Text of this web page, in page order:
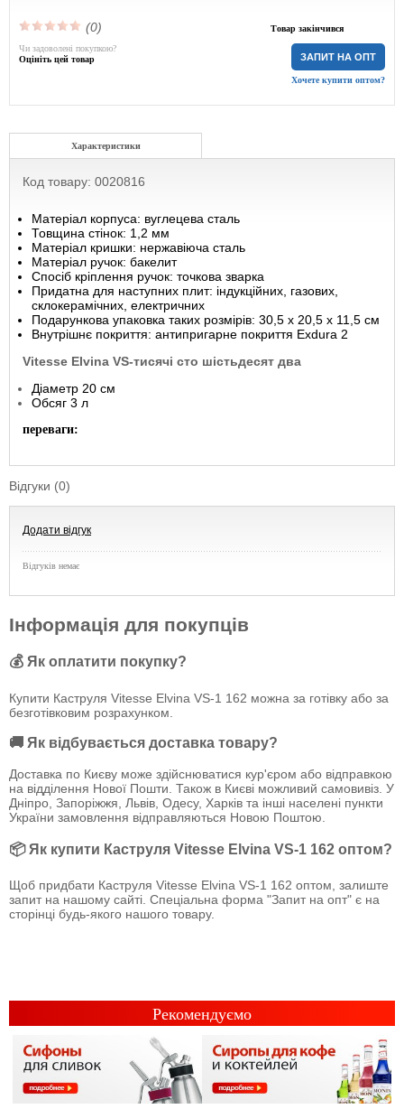
(0) Товар закінчився
ЗАПИТ НА ОПТ
Хочете купити оптом?
Чи задоволені покупкою?
Оцініть цей товар
Характеристики
Код товару: 0020816
Матеріал корпуса: вуглецева сталь
Товщина стінок: 1,2 мм
Матеріал кришки: нержавіюча сталь
Матеріал ручок: бакелит
Спосіб кріплення ручок: точкова зварка
Придатна для наступних плит: індукційних, газових,
склокерамічних, електричних
Подарункова упаковка таких розмірів: 30,5 х 20,5 х 11,5 см
Внутрішнє покриття: антипригарне покриття Exdura 2
Vitesse Elvina VS-тисячі сто шістьдесят два
Діаметр 20 см
Обсяг 3 л
переваги:
Відгуки (0)
Додати відгук
Відгуків немає
Інформація для покупців
💰 Як оплатити покупку?
Купити Каструля Vitesse Elvina VS-1 162 можна за готівку або за
безготівковим розрахунком.
🚚 Як відбувається доставка товару?
Доставка по Києву може здійснюватися кур'єром або відправкою
на відділення Нової Пошти. Також в Києві можливий самовивіз. У
Дніпро, Запоріжжя, Львів, Одесу, Харків та інші населені пункти
України замовлення відправляються Новою Поштою.
📦 Як купити Каструля Vitesse Elvina VS-1 162 оптом?
Щоб придбати Каструля Vitesse Elvina VS-1 162 оптом, залиште
запит на нашому сайті. Спеціальна форма "Запит на опт" є на
сторінці будь-якого нашого товару.
Рекомендуємо